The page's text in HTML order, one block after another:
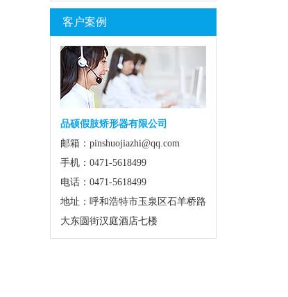
客户案例
品硕假肢矫形器有限公司
邮箱：pinshuojiazhi@qq.com
手机：0471-5618499
电话：0471-5618499
地址：呼和浩特市玉泉区石羊桥路
大东圆街汉庭酒店七楼